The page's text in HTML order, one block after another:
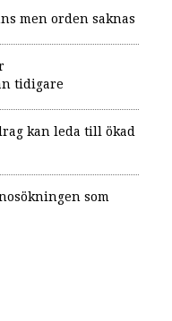
men orden saknas
tidigare
kan leda till ökad
som